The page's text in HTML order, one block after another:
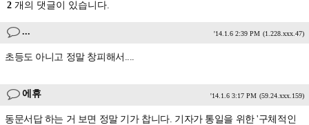
2 개의 댓글이 있습니다.
... '14.1.6 2:39 PM (1.228.xxx.47)
초등도 아니고 정말 창피해서....
에휴 '14.1.6 3:17 PM (59.24.xxx.159)
동문서답 하는 거 보면 정말 기가 찹니다. 기자가 통일을 위한 '구체적인